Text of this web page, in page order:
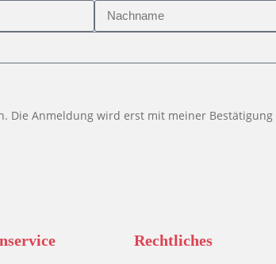
Die Anmeldung wird erst mit meiner
Rechtliches